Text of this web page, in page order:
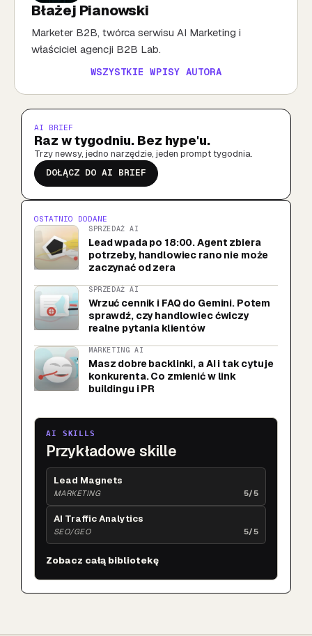
Błażej Pianowski
Marketer B2B, twórca serwisu AI Marketing i
właściciel agencji B2B Lab.
WSZYSTKIE WPISY AUTORA
AI BRIEF
Raz w tygodniu. Bez hype'u.
Trzy newsy, jedno narzędzie, jeden prompt tygodnia.
DOŁĄCZ DO AI BRIEF
OSTATNIO DODANE
SPRZEDAŻ AI
Lead wpada po 18:00. Agent zbiera
potrzeby, handlowiec rano nie może
zaczynać od zera
SPRZEDAŻ AI
Wrzuć cennik i FAQ do Gemini. Potem
sprawdź, czy handlowiec ćwiczy
realne pytania klientów
MARKETING AI
Masz dobre backlinki, a AI i tak cytuje
konkurenta. Co zmienić w link
buildingu i PR
AI SKILLS
Przykładowe skille
Lead Magnets
MARKETING 5/5
AI Traffic Analytics
SEO/GEO 5/5
Zobacz całą bibliotekę